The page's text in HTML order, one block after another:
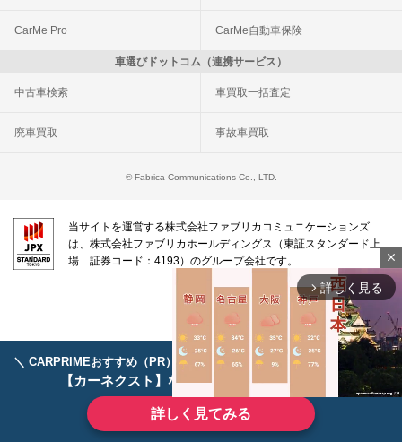
＼ CARPRIMEおすすめ（PR） ／ディーラーで手放すのはもったいない！
【カーネクスト】ならどんなクルマも高価買取
詳しく見てみる
CarMe Pro CarMe自動車保険
車選びドットコム（連携サービス）
中古車検索 車買取一括査定
廃車買取 事故車買取
© Fabrica Communications Co., LTD.
当サイトを運営する株式会社ファブリカコミュニケーションズ
は、株式会社ファブリカホールディングス（東証スタンダード上
場 証券コード：4193）のグループ会社です。
close
arrow_forward_ios 詳しく見る